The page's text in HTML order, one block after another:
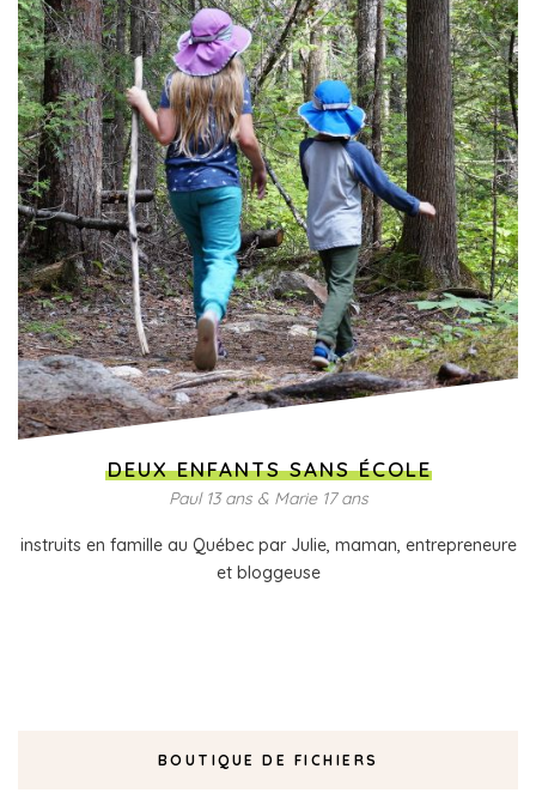
DEUX ENFANTS SANS ÉCOLE
Paul 13 ans & Marie 17 ans
instruits en famille au Québec par Julie, maman, entrepreneure
et bloggeuse
BOUTIQUE DE FICHIERS